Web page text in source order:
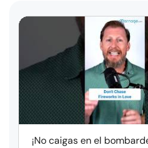
¡No caigas en el